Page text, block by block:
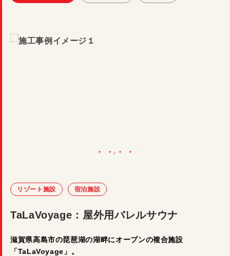
会社概要
リゾート施設 宿泊施設
TaLaVoyage：屋外用バレルサウナ
滋賀県高島市の琵琶湖の湖畔にオープンの複合施設
「TaLaVoyage」。